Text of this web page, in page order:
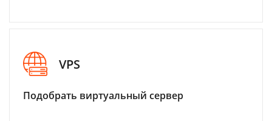
VPS
Подобрать виртуальный сервер